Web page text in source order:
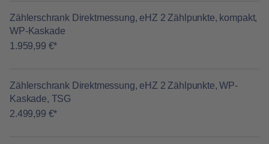
Zählerschrank Direktmessung, eHZ 2 Zählpunkte, kompakt,
WP-Kaskade
1.959,99 €*
Zählerschrank Direktmessung, eHZ 2 Zählpunkte, WP-
Kaskade, TSG
2.499,99 €*